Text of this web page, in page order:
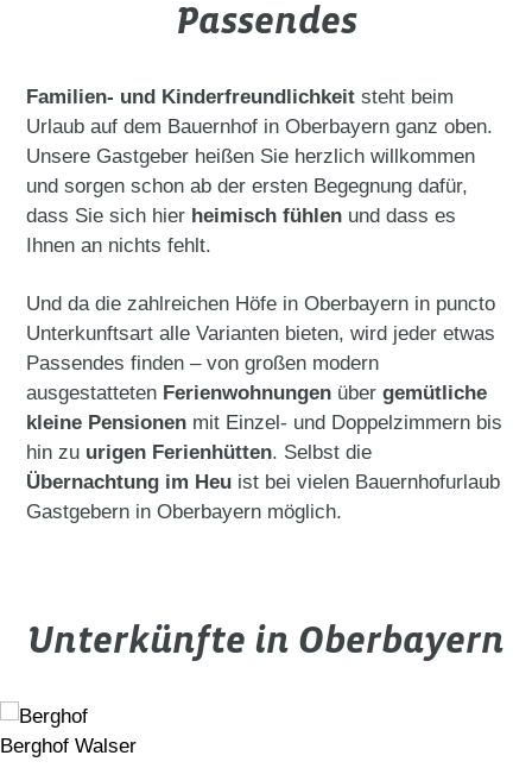
Passendes
Familien- und Kinderfreundlichkeit steht beim
Urlaub auf dem Bauernhof in Oberbayern ganz oben.
Unsere Gastgeber heißen Sie herzlich willkommen
und sorgen schon ab der ersten Begegnung dafür,
dass Sie sich hier heimisch fühlen und dass es
Ihnen an nichts fehlt.
Und da die zahlreichen Höfe in Oberbayern in puncto
Unterkunftsart alle Varianten bieten, wird jeder etwas
Passendes finden – von großen modern
ausgestatteten Ferienwohnungen übergemütliche
kleine Pensionen mit Einzel- und Doppelzimmern bis
hin zu urigen Ferienhütten. Selbst die
Übernachtung im Heu ist bei vielen Bauernhofurlaub
Gastgebern in Oberbayern möglich.
Unterkünfte in Oberbayern
Berghof Walser